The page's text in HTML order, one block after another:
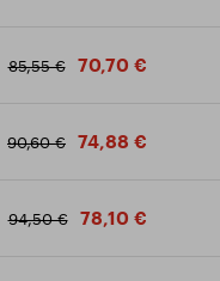
85,55 € 70,70 €
90,60 € 74,88 €
94,50 € 78,10 €